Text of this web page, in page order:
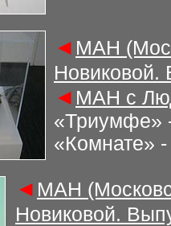
◄ МАН
Новиковой.
◄ МАН с
«Триумфе»
«Комнате»
◄ МАН
Новиковой.